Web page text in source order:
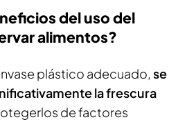
del uso del
alimentos?
plástico adecuado, se
la frescura
de factores